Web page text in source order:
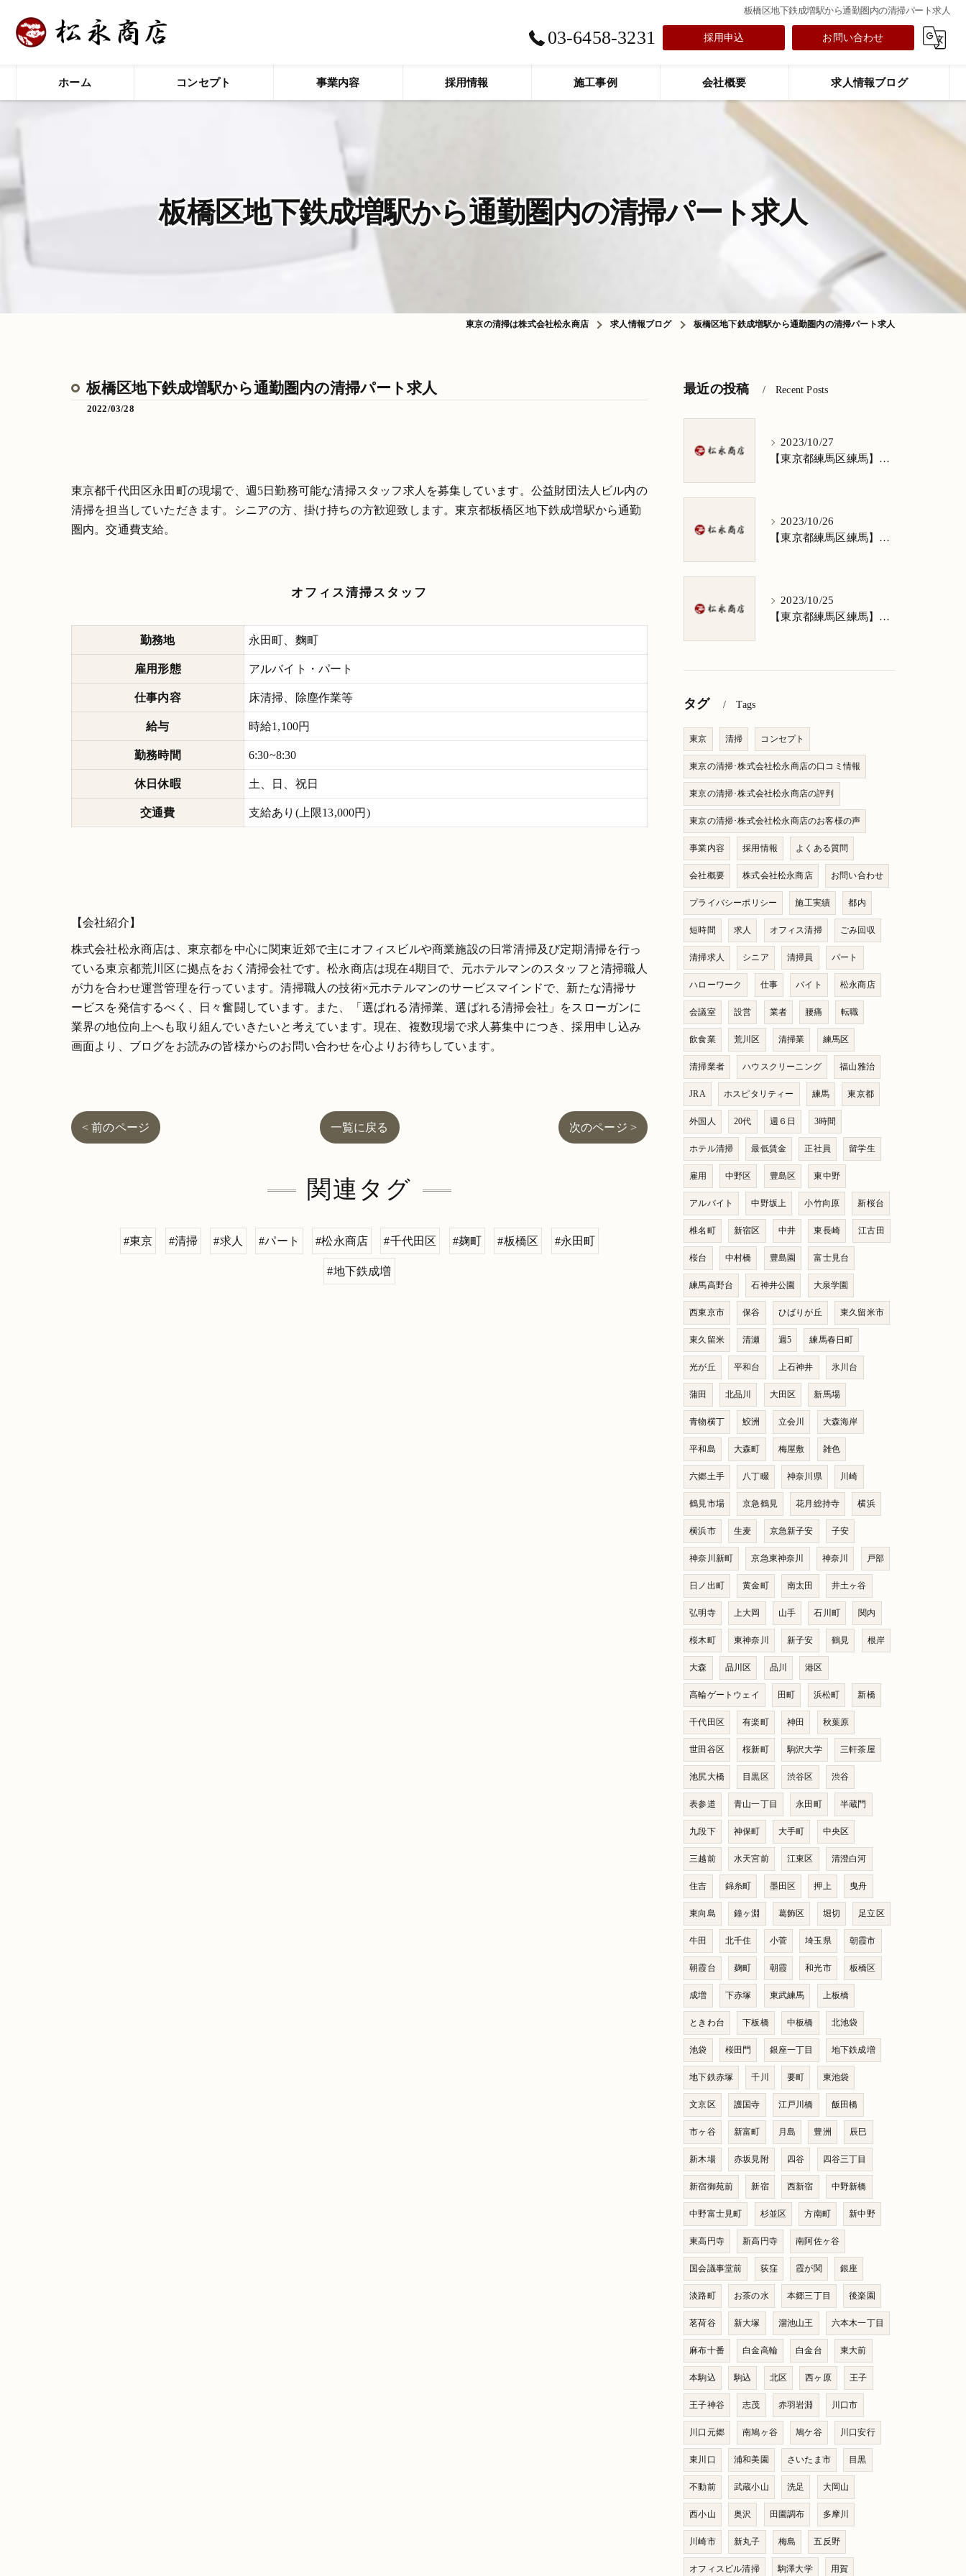
板橋区地下鉄成増駅から通勤圏内の清掃パート求人
03-6458-3231 採用申込 お問い合わせ
ホーム コンセプト 事業内容 採用情報 施工事例 会社概要 求人情報ブログ
板橋区地下鉄成増駅から通勤圏内の清掃パート求人
東京の清掃は株式会社松永商店 求人情報ブログ 板橋区地下鉄成増駅から通勤圏内の清掃パート求人
板橋区地下鉄成増駅から通勤圏内の清掃パート求人
2022/03/28
東京都千代田区永田町の現場で、週5日勤務可能な清掃スタッフ求人を募集しています。公益財団法人ビル内の
清掃を担当していただきます。シニアの方、掛け持ちの方歓迎致します。東京都板橋区地下鉄成増駅から通勤
圏内。交通費支給。
オフィス清掃スタッフ
勤務地 永田町、麴町
雇用形態 アルバイト・パート
仕事内容 床清掃、除塵作業等
給与 時給1,100円
勤務時間 6:30~8:30
休日休暇 土、日、祝日
交通費 支給あり(上限13,000円)
【会社紹介】
株式会社松永商店は、東京都を中心に関東近郊で主にオフィスビルや商業施設の日常清掃及び定期清掃を行っ
ている東京都荒川区に拠点をおく清掃会社です。松永商店は現在4期目で、元ホテルマンのスタッフと清掃職人
が力を合わせ運営管理を行っています。清掃職人の技術×元ホテルマンのサービスマインドで、新たな清掃サ
ービスを発信するべく、日々奮闘しています。また、「選ばれる清掃業、選ばれる清掃会社」をスローガンに
業界の地位向上へも取り組んでいきたいと考えています。現在、複数現場で求人募集中につき、採用申し込み
画面より、ブログをお読みの皆様からのお問い合わせを心よりお待ちしています。
< 前のページ 一覧に戻る 次のページ >
関連タグ
#東京 #清掃 #求人 #パート #松永商店 #千代田区 #麹町 #板橋区 #永田町
#地下鉄成増
最近の投稿 Recent Posts
2023/10/27
【東京都練馬区練馬】清掃求人★1日3h/週5日/祝日お休み★谷原在住の方歓迎
2023/10/26
【東京都練馬区練馬】清掃求人★1日3h/週5日/祝日お休み★南田中在住の方歓迎
2023/10/25
【東京都練馬区練馬】清掃求人★1日3h/週5日/祝日お休み★南大泉在住の方歓迎
タグ Tags
東京 清掃 コンセプト
東京の清掃･株式会社松永商店の口コミ情報
東京の清掃･株式会社松永商店の評判
東京の清掃･株式会社松永商店のお客様の声
事業内容 採用情報 よくある質問
会社概要 株式会社松永商店 お問い合わせ
プライバシーポリシー 施工実績 都内
短時間 求人 オフィス清掃 ごみ回収
清掃求人 シニア 清掃員 パート
ハローワーク 仕事 バイト 松永商店
会議室 設営 業者 腰痛 転職
飲食業 荒川区 清掃業 練馬区
清掃業者 ハウスクリーニング 福山雅治
JRA ホスピタリティー 練馬 東京都
外国人 20代 週６日 3時間
ホテル清掃 最低賃金 正社員 留学生
雇用 中野区 豊島区 東中野
アルバイト 中野坂上 小竹向原 新桜台
椎名町 新宿区 中井 東長崎 江古田
桜台 中村橋 豊島園 富士見台
練馬高野台 石神井公園 大泉学園
西東京市 保谷 ひばりが丘 東久留米市
東久留米 清瀬 週5 練馬春日町
光が丘 平和台 上石神井 氷川台
蒲田 北品川 大田区 新馬場
青物横丁 鮫洲 立会川 大森海岸
平和島 大森町 梅屋敷 雑色
六郷土手 八丁畷 神奈川県 川崎
鶴見市場 京急鶴見 花月総持寺 横浜
横浜市 生麦 京急新子安 子安
神奈川新町 京急東神奈川 神奈川 戸部
日ノ出町 黄金町 南太田 井土ヶ谷
弘明寺 上大岡 山手 石川町 関内
桜木町 東神奈川 新子安 鶴見 根岸
大森 品川区 品川 港区
高輪ゲートウェイ 田町 浜松町 新橋
千代田区 有楽町 神田 秋葉原
世田谷区 桜新町 駒沢大学 三軒茶屋
池尻大橋 目黒区 渋谷区 渋谷
表参道 青山一丁目 永田町 半蔵門
九段下 神保町 大手町 中央区
三越前 水天宮前 江東区 清澄白河
住吉 錦糸町 墨田区 押上 曳舟
東向島 鐘ヶ淵 葛飾区 堀切 足立区
牛田 北千住 小菅 埼玉県 朝霞市
朝霞台 麹町 朝霞 和光市 板橋区
成増 下赤塚 東武練馬 上板橋
ときわ台 下板橋 中板橋 北池袋
池袋 桜田門 銀座一丁目 地下鉄成増
地下鉄赤塚 千川 要町 東池袋
文京区 護国寺 江戸川橋 飯田橋
市ヶ谷 新富町 月島 豊洲 辰巳
新木場 赤坂見附 四谷 四谷三丁目
新宿御苑前 新宿 西新宿 中野新橋
中野富士見町 杉並区 方南町 新中野
東高円寺 新高円寺 南阿佐ヶ谷
国会議事堂前 荻窪 霞が関 銀座
淡路町 お茶の水 本郷三丁目 後楽園
茗荷谷 新大塚 溜池山王 六本木一丁目
麻布十番 白金高輪 白金台 東大前
本駒込 駒込 北区 西ヶ原 王子
王子神谷 志茂 赤羽岩淵 川口市
川口元郷 南鳩ヶ谷 鳩ケ谷 川口安行
東川口 浦和美園 さいたま市 目黒
不動前 武蔵小山 洗足 大岡山
西小山 奥沢 田園調布 多摩川
川崎市 新丸子 梅島 五反野
オフィスビル清掃 駒澤大学 用賀